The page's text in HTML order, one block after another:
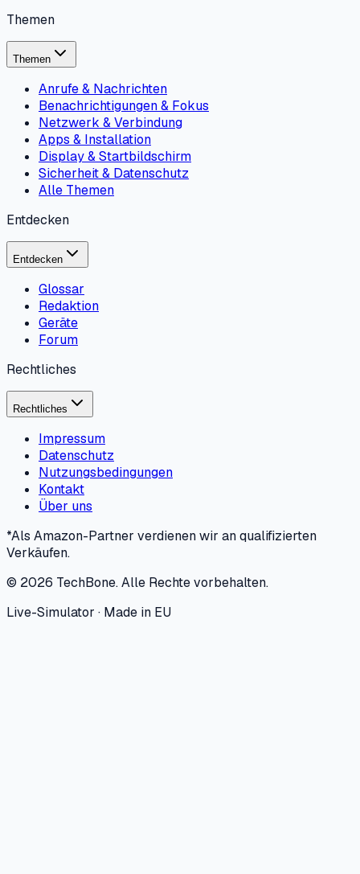
Themen
Themen
Anrufe & Nachrichten
Benachrichtigungen & Fokus
Netzwerk & Verbindung
Apps & Installation
Display & Startbildschirm
Sicherheit & Datenschutz
Alle Themen
Entdecken
Entdecken
Glossar
Redaktion
Geräte
Forum
Rechtliches
Rechtliches
Impressum
Datenschutz
Nutzungsbedingungen
Kontakt
Über uns
*Als Amazon-Partner verdienen wir an qualifizierten
Verkäufen.
© 2026 TechBone.Alle Rechte vorbehalten.
Live-Simulator · Made in EU